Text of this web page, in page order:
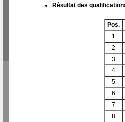
Résultat des
Pos.
1
2
3
4
5
6
7
8